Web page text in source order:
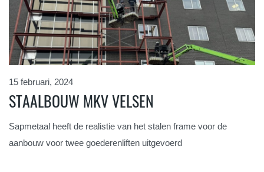
15 februari, 2024
STAALBOUW MKV VELSEN
Sapmetaal heeft de realistie van het stalen frame voor de
aanbouw voor twee goederenliften uitgevoerd